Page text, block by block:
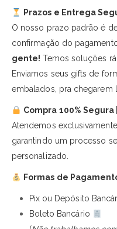
Prazos e Entrega
O nosso prazo padrão é
confirmação do
gente! Temos soluções
Enviamos seus gifts de
embalados, pra chegarem
Compra 100%
Atendemos exclusivamente
garantindo um processo
personalizado.
Formas de
Pix ou Depósito
Boleto Bancário